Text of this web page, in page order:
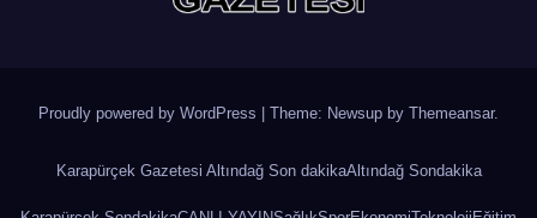
Proudly powered by WordPress | Theme: Newsup by Themeansar.
Karapürçek Gazetesi Altındağ Son dakikaAltındağ Sondakika